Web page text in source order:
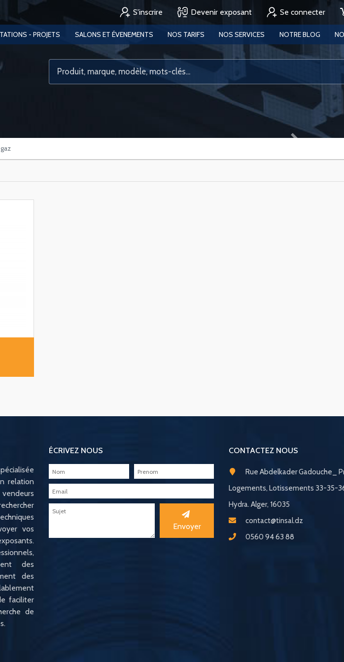
S'inscrire Devenir exposant Se connecter
- PROJETS SALONS ET ÉVENEMENTS NOS TARIFS NOS SERVICES NOTRE BLOG
relation
vos
des
des
faciliter
de
ÉCRIVEZ NOUS
Envoyer
CONTACTEZ NOUS
Rue Abdelkader Gadouche_
Logements, Lotissements 33-35-
Hydra. Alger, 16035
contact@tinsal.dz
0560 94 63 88